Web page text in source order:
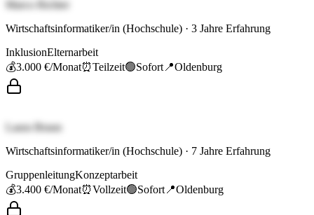
Marco Richter
Wirtschaftsinformatiker/in (Hochschule) · 3 Jahre Erfahrung
InklusionElternarbeit
💰3.000 €/Monat⏰Teilzeit🟢Sofort 📍Oldenburg
Laura Braun
Wirtschaftsinformatiker/in (Hochschule) · 7 Jahre Erfahrung
GruppenleitungKonzeptarbeit
💰3.400 €/Monat⏰Vollzeit🟢Sofort 📍Oldenburg